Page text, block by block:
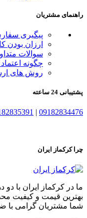
راهنمای مشتریان
پیگیری
ارزان بودن
سوالات
چگونه
روش های
پشتیبانی 24 ساعته
09182834476
|
چرا کرکماز ایران
ما در کرکماز ایران با دو
بهترین قیمت و کیفیت
شما مشتریان گرامی با